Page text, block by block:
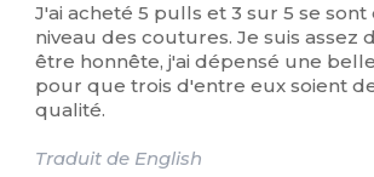
J'ai acheté 5 pulls et 3 sur 5 se sont
niveau des coutures. Je suis assez
être honnête, j'ai dépensé une
pour que trois d'entre eux soient
qualité.
Traduit de English